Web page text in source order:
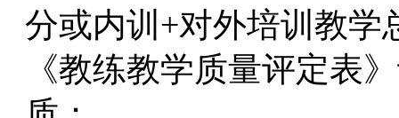
分或内训+对外培训教学
《教练教学质量评定表